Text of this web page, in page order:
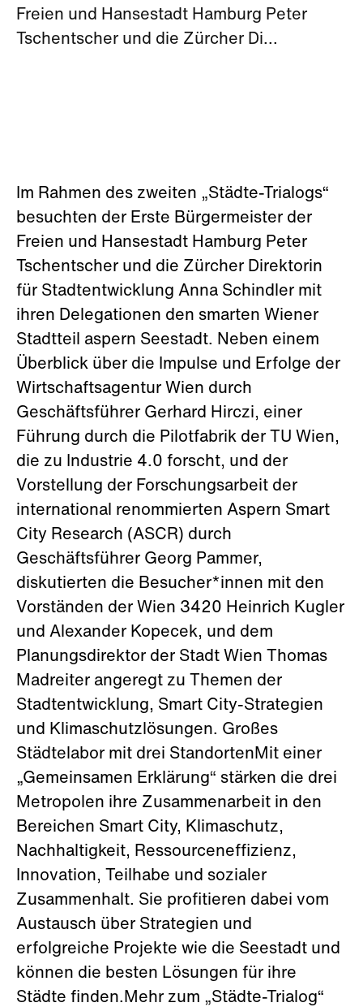
Freien und Hansestadt Hamburg Peter
Tschentscher und die Zürcher Di...
Im Rahmen des zweiten „Städte-Trialogs“
besuchten der Erste Bürgermeister der
Freien und Hansestadt Hamburg Peter
Tschentscher und die Zürcher Direktorin
für Stadtentwicklung Anna Schindler mit
ihren Delegationen den smarten Wiener
Stadtteil aspern Seestadt. Neben einem
Überblick über die Impulse und Erfolge der
Wirtschaftsagentur Wien durch
Geschäftsführer Gerhard Hirczi, einer
Führung durch die Pilotfabrik der TU Wien,
die zu Industrie 4.0 forscht, und der
Vorstellung der Forschungsarbeit der
international renommierten Aspern Smart
City Research (ASCR) durch
Geschäftsführer Georg Pammer,
diskutierten die Besucher*innen mit den
Vorständen der Wien 3420 Heinrich Kugler
und Alexander Kopecek, und dem
Planungsdirektor der Stadt Wien Thomas
Madreiter angeregt zu Themen der
Stadtentwicklung, Smart City-Strategien
und Klimaschutzlösungen. Großes
Städtelabor mit drei StandortenMit einer
„Gemeinsamen Erklärung“ stärken die drei
Metropolen ihre Zusammenarbeit in den
Bereichen Smart City, Klimaschutz,
Nachhaltigkeit, Ressourceneffizienz,
Innovation, Teilhabe und sozialer
Zusammenhalt. Sie profitieren dabei vom
Austausch über Strategien und
erfolgreiche Projekte wie die Seestadt und
können die besten Lösungen für ihre
Städte finden.Mehr zum „Städte-Trialog“